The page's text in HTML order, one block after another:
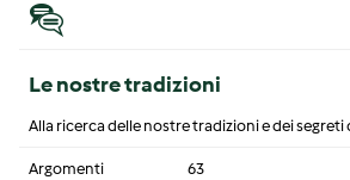
Le nostre tradizioni
Alla ricerca delle nostre tradizioni e dei
Argomenti 63